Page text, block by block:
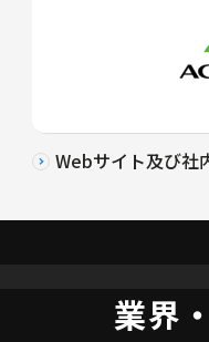
Webサイト及び社
業界